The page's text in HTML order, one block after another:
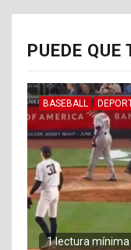
PUEDE QUE
BASEBALL
1 lectura mínima